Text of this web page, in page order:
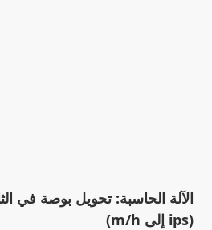
الآلة الحاسبة: تحويل بوصة في
(ips إلى m/h)